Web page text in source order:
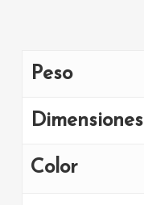
Peso
Dimensiones
Color